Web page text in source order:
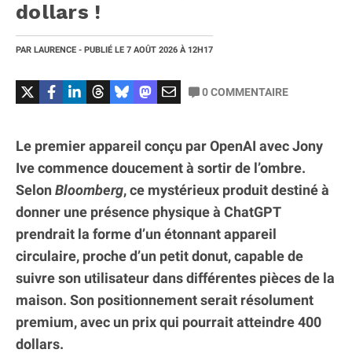
dollars !
PAR LAURENCE - PUBLIÉ LE 7 AOÛT 2026 À 12H17
0COMMENTAIRE
Le premier appareil conçu par OpenAI avec Jony
Ive commence doucement à sortir de l’ombre.
Selon Bloomberg, ce mystérieux produit destiné à
donner une présence physique à ChatGPT
prendrait la forme d’un étonnant appareil
circulaire, proche d’un petit donut, capable de
suivre son utilisateur dans différentes pièces de la
maison. Son positionnement serait résolument
premium, avec un prix qui pourrait atteindre 400
dollars.